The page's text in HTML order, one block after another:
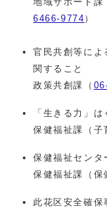
6466-9774 ）
官民共創等によ
関すること
政策共創課（
「生きる力」
保健福祉課（子
保健福祉センタ
保健福祉課（保
此花区安全確保